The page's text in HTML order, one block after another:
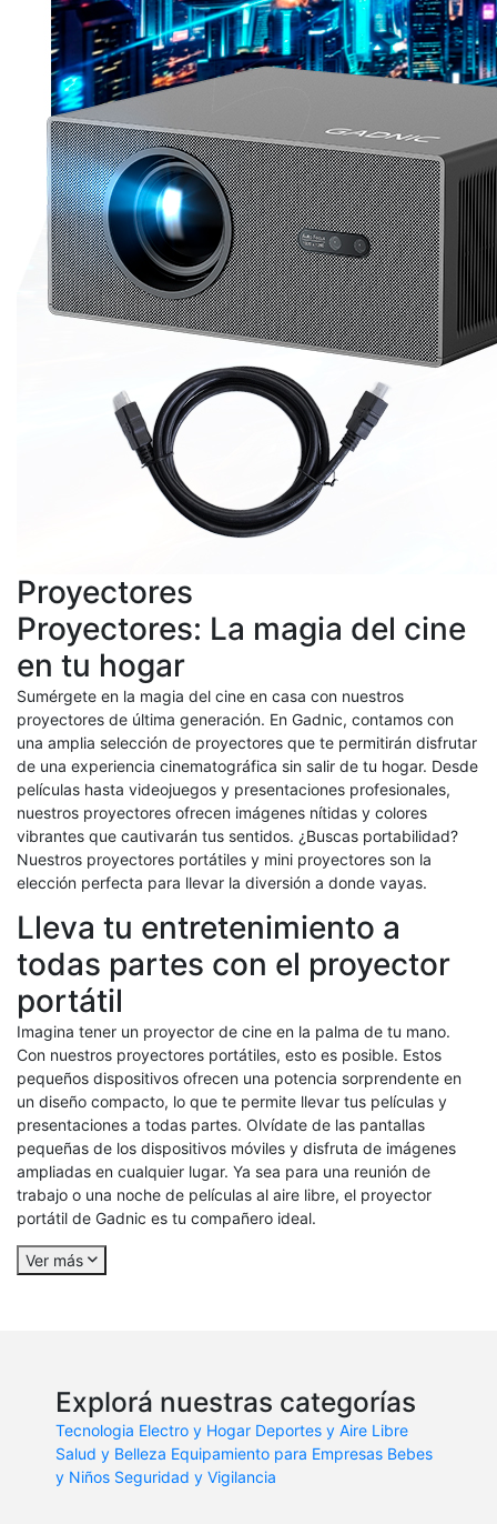
Proyectores
Proyectores: La magia del cine
en tu hogar
Sumérgete en la magia del cine en casa con nuestros
proyectores de última generación. En Gadnic, contamos con
una amplia selección de proyectores que te permitirán disfrutar
de una experiencia cinematográfica sin salir de tu hogar. Desde
películas hasta videojuegos y presentaciones profesionales,
nuestros proyectores ofrecen imágenes nítidas y colores
vibrantes que cautivarán tus sentidos. ¿Buscas portabilidad?
Nuestros proyectores portátiles y mini proyectores son la
elección perfecta para llevar la diversión a donde vayas.
Lleva tu entretenimiento a
todas partes con el proyector
portátil
Imagina tener un proyector de cine en la palma de tu mano.
Con nuestros proyectores portátiles, esto es posible. Estos
pequeños dispositivos ofrecen una potencia sorprendente en
un diseño compacto, lo que te permite llevar tus películas y
presentaciones a todas partes. Olvídate de las pantallas
pequeñas de los dispositivos móviles y disfruta de imágenes
ampliadas en cualquier lugar. Ya sea para una reunión de
trabajo o una noche de películas al aire libre, el proyector
portátil de Gadnic es tu compañero ideal.
Ver más
Explorá nuestras categorías
Tecnologia Electro y Hogar Deportes y Aire Libre
Salud y Belleza Equipamiento para Empresas Bebes
y Niños Seguridad y Vigilancia